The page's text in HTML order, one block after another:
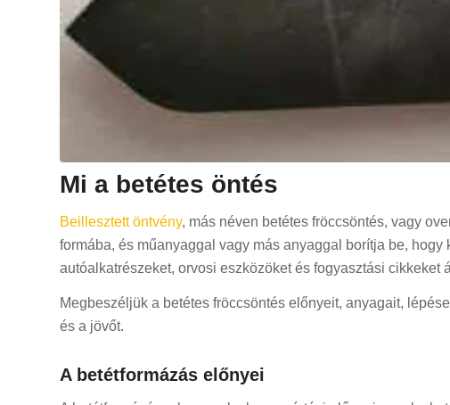
Mi a betétes öntés
Beillesztett öntvény, más néven betétes fröccsöntés, vagy
formába, és műanyaggal vagy más anyaggal borítja be, hogy
autóalkatrészeket, orvosi eszközöket és fogyasztási cikkeket
Megbeszéljük a betétes fröccsöntés előnyeit, anyagait,
és a jövőt.
A betétformázás előnyei